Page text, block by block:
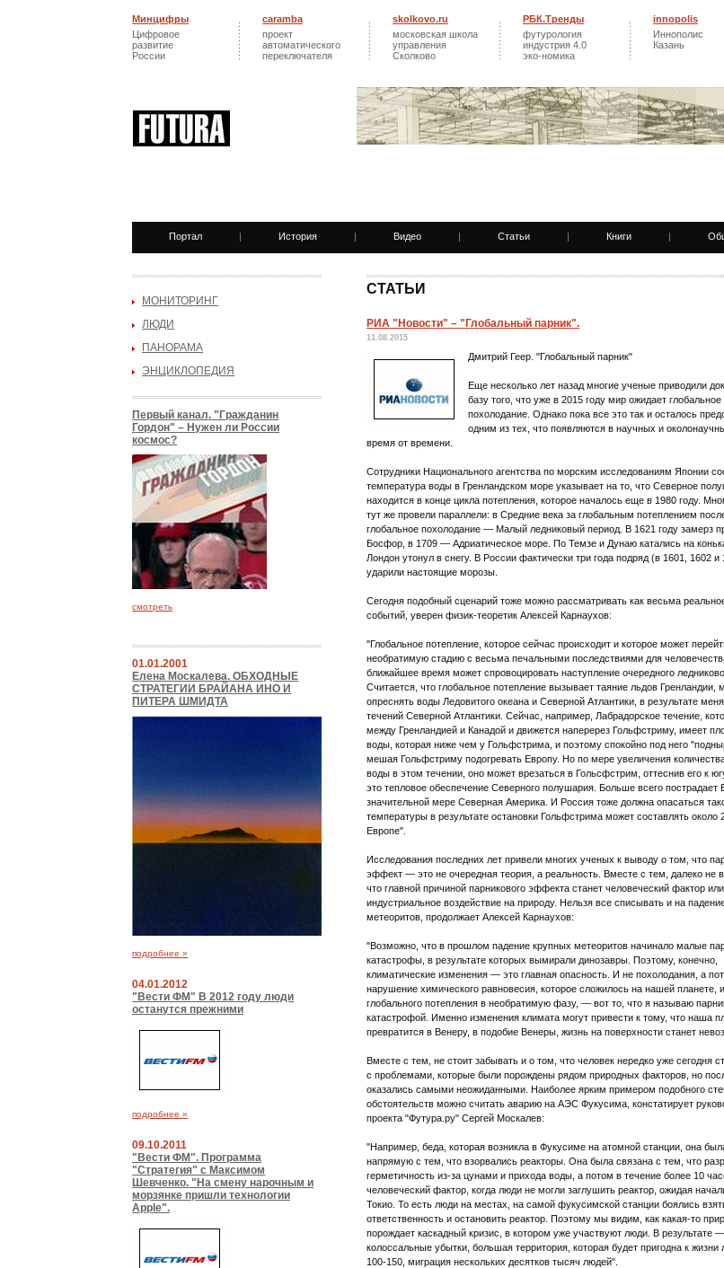
Минцифры
Цифровое
развитие
России
caramba
проект
автоматического
переключателя
skolkovo.ru
московская школа
управления
Сколково
РБК.Тренды
футурология
индустрия 4.0
эко-номика
innopolis
Иннополис
Казань
Портал | История | Видео | Статьи | Книги |
МОНИТОРИНГ
ЛЮДИ
ПАНОРАМА
ЭНЦИКЛОПЕДИЯ
Первый канал. "Гражданин
Гордон" – Нужен ли России
космос?
смотреть
01.01.2001
Елена Москалева. ОБХОДНЫЕ
СТРАТЕГИИ БРАЙАНА ИНО И
ПИТЕРА ШМИДТА
подробнее »
04.01.2012
"Вести ФМ" В 2012 году люди
останутся прежними
подробнее »
09.10.2011
"Вести ФМ". Программа
"Стратегия" с Максимом
Шевченко. "На смену нарочным и
морзянке пришли технологии
Apple".
СТАТЬИ
РИА "Новости" – "Глобальный парник".
11.08.2015
Дмитрий Геер. "Глобальный парник"
Еще несколько лет назад многие ученые приводили
базу того, что уже в 2015 году мир ожидает глобальное
похолодание. Однако пока все это так и осталось
одним из тех, что появляются в научных и
время от времени.
Сотрудники Национального агентства по морским исследованиям Японии
температура воды в Гренландском море указывает на то, что Северное
находится в конце цикла потепления, которое началось еще в 1980 году.
тут же провели параллели: в Средние века за глобальным потеплением
глобальное похолодание — Малый ледниковый период. В 1621 году замерз
Босфор, в 1709 — Адриатическое море. По Темзе и Дунаю катались на
Лондон утонул в снегу. В России фактически три года подряд (в 1601, 1602
ударили настоящие морозы.
Сегодня подобный сценарий тоже можно рассматривать как весьма
событий, уверен физик-теоретик Алексей Карнаухов:
"Глобальное потепление, которое сейчас происходит и которое может
необратимую стадию с весьма печальными последствиями для
ближайшее время может спровоцировать наступление очередного
Считается, что глобальное потепление вызывает таяние льдов Гренландии,
опреснять воды Ледовитого океана и Северной Атлантики, в результате
течений Северной Атлантики. Сейчас, например, Лабрадорское течение,
между Гренландией и Канадой и движется наперерез Гольфстриму, имеет
воды, которая ниже чем у Гольфстрима, и поэтому спокойно под него
мешая Гольфстриму подогревать Европу. Но по мере увеличения
воды в этом течении, оно может врезаться в Гольсфстрим, оттеснив его к
это тепловое обеспечение Северного полушария. Больше всего пострадает
значительной мере Северная Америка. И Россия тоже должна опасаться
температуры в результате остановки Гольфстрима может составлять около
Европе".
Исследования последних лет привели многих ученых к выводу о том, что
эффект — это не очередная теория, а реальность. Вместе с тем, далеко не
что главной причиной парникового эффекта станет человеческий фактор или
индустриальное воздействие на природу. Нельзя все списывать и на
метеоритов, продолжает Алексей Карнаухов:
"Возможно, что в прошлом падение крупных метеоритов начинало малые
катастрофы, в результате которых вымирали динозавры. Поэтому, конечно,
климатические изменения — это главная опасность. И не похолодания, а
нарушение химического равновесия, которое сложилось на нашей планете,
глобального потепления в необратимую фазу, — вот то, что я называю
катастрофой. Именно изменения климата могут привести к тому, что наша
превратится в Венеру, в подобие Венеры, жизнь на поверхности станет
Вместе с тем, не стоит забывать и о том, что человек нередко уже сегодня
с проблемами, которые были порождены рядом природных факторов, но
оказались самыми неожиданными. Наиболее ярким примером подобного
обстоятельств можно считать аварию на АЭС Фукусима, констатирует
проекта "Футура.ру" Сергей Москалев:
"Например, беда, которая возникла в Фукусиме на атомной станции, она
напрямую с тем, что взорвались реакторы. Она была связана с тем, что
герметичность из-за цунами и прихода воды, а потом в течение более 10
человеческий фактор, когда люди не могли заглушить реактор, ожидая
Токио. То есть люди на местах, на самой фукусимской станции боялись
ответственность и остановить реактор. Поэтому мы видим, как какая-то
порождает каскадный кризис, в котором уже участвуют люди. В результате —
колоссальные убытки, большая территория, которая будет пригодна к жизни
100-150, миграция нескольких десятков тысяч людей".